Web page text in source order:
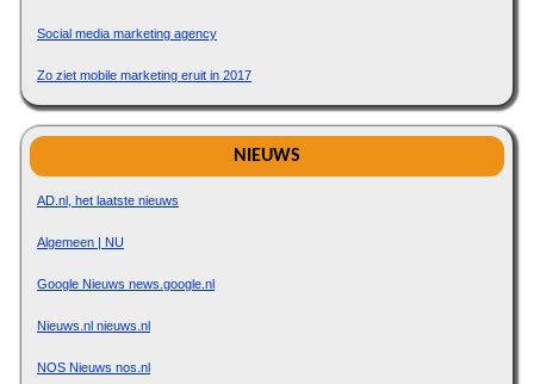
Social media marketing agency
Zo ziet mobile marketing eruit in 2017
NIEUWS
AD.nl, het laatste nieuws
Algemeen | NU
Google Nieuws news.google.nl
Nieuws.nl nieuws.nl
NOS Nieuws nos.nl